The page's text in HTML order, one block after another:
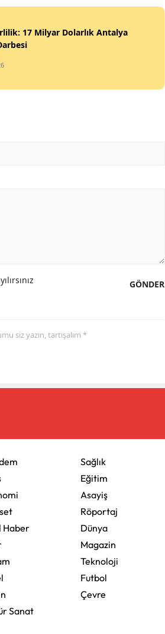
17 Milyar Dolarlık Antalya
GÖNDER
siz yazın, tartışalım *
Haber
Sanat
Sağlık
Eğitim
Asayiş
Röportaj
Dünya
Magazin
Teknoloji
Futbol
Çevre